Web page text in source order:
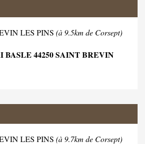
LES PINS (à 9.5km de Corsept)
BASLE 44250 SAINT BREVIN
LES PINS (à 9.7km de Corsept)